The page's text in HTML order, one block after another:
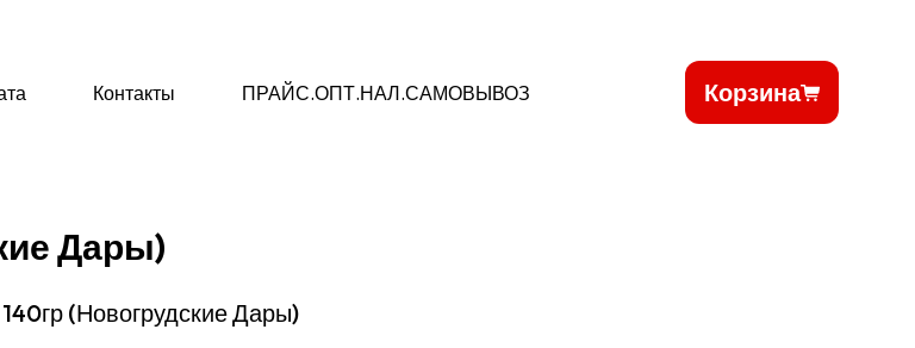
Контакты ПРАЙС.ОПТ.НАЛ.САМОВЫВОЗ Корзина
Дары)
140гр (Новогрудские Дары)